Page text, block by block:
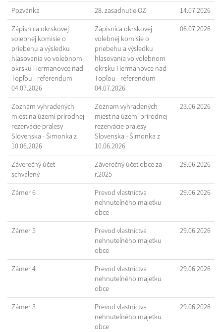
Pozvánka 28. zasadnutie OZ 14.07.2026
Zápisnica okrskovej
volebnej komisie o
priebehu a výsledku
hlasovania vo volebnom
okrsku Hermanovce nad
Topľou - referendum
04.07.2026
Zápisnica okrskovej
volebnej komisie o
priebehu a výsledku
hlasovania vo volebnom
okrsku Hermanovce nad
Topľou - referendum
04.07.2026
06.07.2026
Zoznam vyhradených
miest na území prírodnej
rezervácie pralesy
Slovenska - Šimonka z
10.06.2026
Zoznam vyhradených
miest na území prírodnej
rezervácie pralesy
Slovenska - Šimonka z
10.06.2026
23.06.2026
Záverečný účet -
schválený
Záverečný účet obce za
r.2025
29.06.2026
Zámer 6
Prevod vlastníctva
nehnuteľného majetku
obce
29.06.2026
Zámer 5
Prevod vlastníctva
nehnuteľného majetku
obce
29.06.2026
Zámer 4
Prevod vlastníctva
nehnuteľného majetku
obce
29.06.2026
Zámer 3
Prevod vlastníctva
nehnuteľného majetku
obce
29.06.2026